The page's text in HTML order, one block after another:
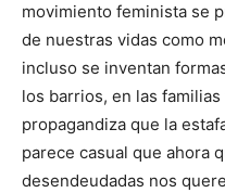
movimiento feminista se
de nuestras vidas como
incluso se inventan
los barrios, en las
propagandiza que la
parece casual que ahora
desendeudadas nos